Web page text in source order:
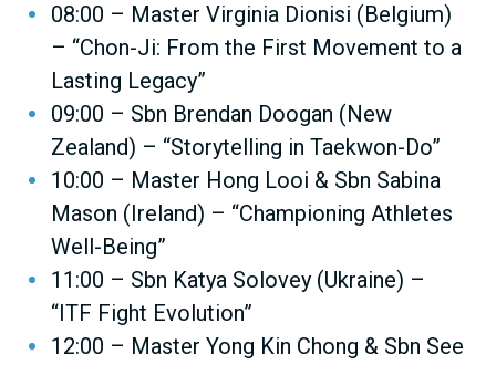
08:00 – Master Virginia Dionisi (Belgium)
– “Chon-Ji: From the First Movement to a
Lasting Legacy”
09:00 – Sbn Brendan Doogan (New
Zealand) – “Storytelling in Taekwon-Do”
10:00 – Master Hong Looi & Sbn Sabina
Mason (Ireland) – “Championing Athletes
Well-Being”
11:00 – Sbn Katya Solovey (Ukraine) –
“ITF Fight Evolution”
12:00 – Master Yong Kin Chong & Sbn See